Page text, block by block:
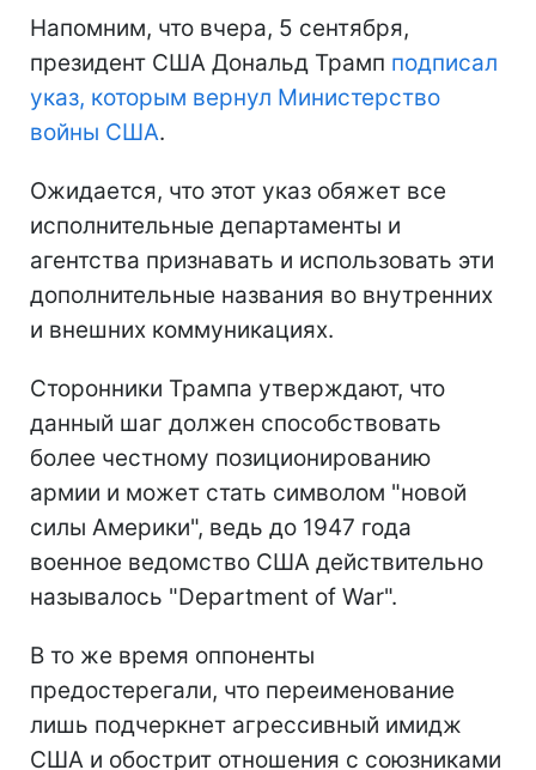
Напомним, что вчера, 5 сентября,
президент США Дональд Трамп подписал
указ, которым вернул Министерство
войны США.
Ожидается, что этот указ обяжет все
исполнительные департаменты и
агентства признавать и использовать эти
дополнительные названия во внутренних
и внешних коммуникациях.
Сторонники Трампа утверждают, что
данный шаг должен способствовать
более честному позиционированию
армии и может стать символом "новой
силы Америки", ведь до 1947 года
военное ведомство США действительно
называлось "Department of War".
В то же время оппоненты
предостерегали, что переименование
лишь подчеркнет агрессивный имидж
США и обострит отношения с союзниками